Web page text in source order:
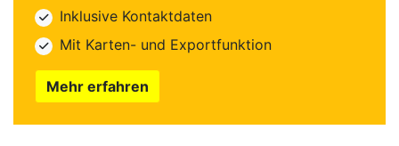
Inklusive Kontaktdaten
Mit Karten- und Exportfunktion
Mehr erfahren